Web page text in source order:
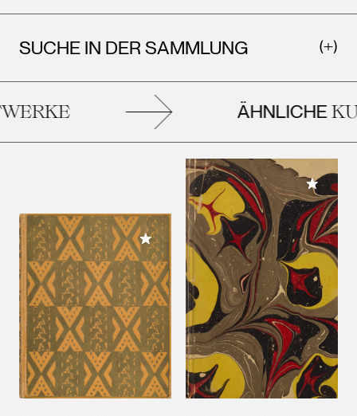
SUCHE IN DER SAMMLUNG
ÄHNLICHE
Meiner Sammlung hinzufügen
Meiner